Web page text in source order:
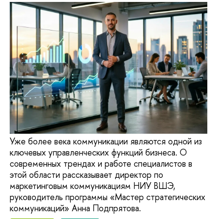
Уже более века коммуникации являются одной из
ключевых управленческих функций бизнеса. О
современных трендах и работе специалистов в
этой области рассказывает директор по
маркетинговым коммуникациям НИУ ВШЭ,
руководитель программы «Мастер стратегических
коммуникаций» Анна Подпрятова.